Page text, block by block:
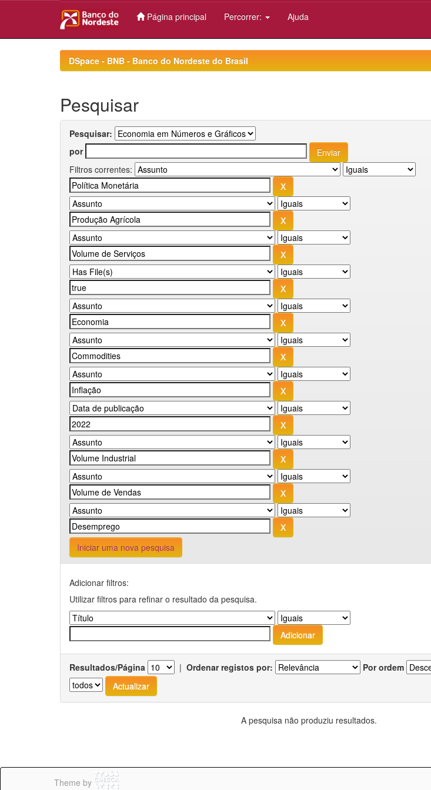
Página principal Percorrer: Ajuda
DSpace - BNB - Banco do Nordeste do Brasil
Pesquisar
Pesquisar:
por
Filtros correntes:
Iniciar uma nova pesquisa
Adicionar filtros:
Utilizar filtros para refinar o resultado da pesquisa.
Resultados/Página | Ordenar registos por: Por ordem
A pesquisa não produziu resultados.
Theme by